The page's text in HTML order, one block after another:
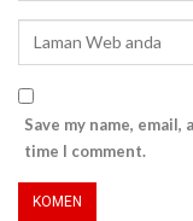
Save my name,
time I comment.